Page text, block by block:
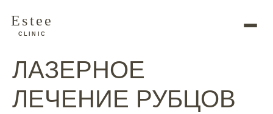
Estee
CLINIC
ЛАЗЕРНОЕ
ЛЕЧЕНИЕ РУБЦОВ